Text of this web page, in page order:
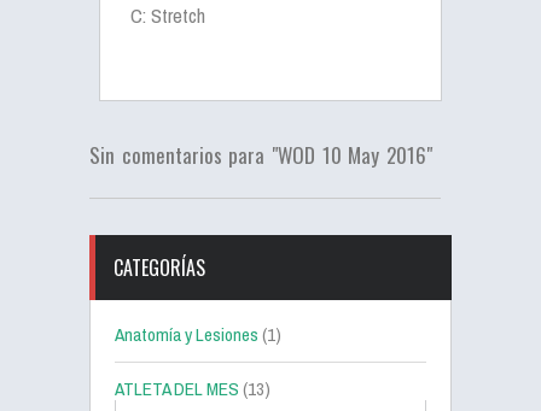
C: Stretch
Sin comentarios para "WOD 10 May 2016"
CATEGORÍAS
Anatomía y Lesiones(1)
ATLETA DEL MES(13)